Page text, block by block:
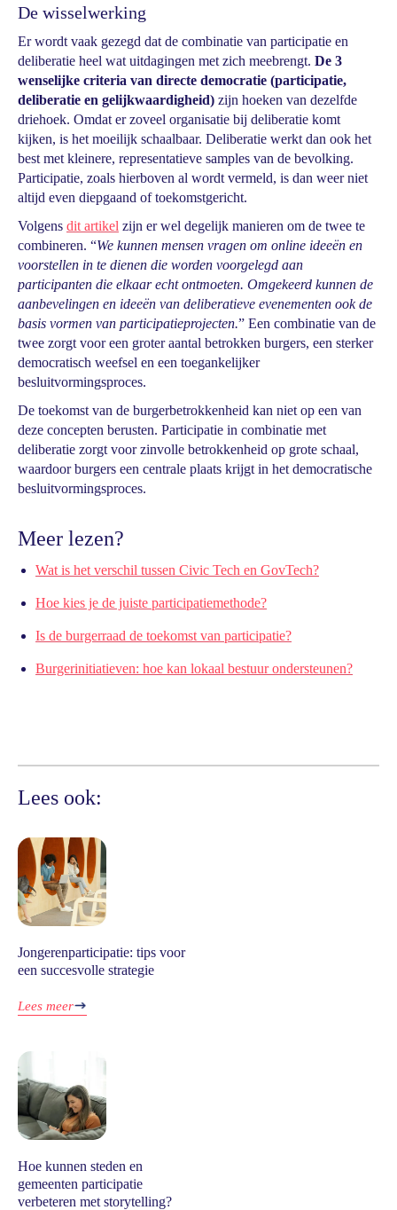
De wisselwerking
Er wordt vaak gezegd dat de combinatie van participatie en
deliberatie heel wat uitdagingen met zich meebrengt. De 3
wenselijke criteria van directe democratie (participatie,
deliberatie en gelijkwaardigheid) zijn hoeken van dezelfde
driehoek. Omdat er zoveel organisatie bij deliberatie komt
kijken, is het moeilijk schaalbaar. Deliberatie werkt dan ook het
best met kleinere, representatieve samples van de bevolking.
Participatie, zoals hierboven al wordt vermeld, is dan weer niet
altijd even diepgaand of toekomstgericht.
Volgens dit artikel zijn er wel degelijk manieren om de twee te
combineren. “We kunnen mensen vragen om online ideeën en
voorstellen in te dienen die worden voorgelegd aan
participanten die elkaar echt ontmoeten. Omgekeerd kunnen de
aanbevelingen en ideeën van deliberatieve evenementen ook de
basis vormen van participatieprojecten.” Een combinatie van de
twee zorgt voor een groter aantal betrokken burgers, een sterker
democratisch weefsel en een toegankelijker
besluitvormingsproces.
De toekomst van de burgerbetrokkenheid kan niet op een van
deze concepten berusten. Participatie in combinatie met
deliberatie zorgt voor zinvolle betrokkenheid op grote schaal,
waardoor burgers een centrale plaats krijgt in het democratische
besluitvormingsproces.
Meer lezen?
Wat is het verschil tussen Civic Tech en GovTech?
Hoe kies je de juiste participatiemethode?
Is de burgerraad de toekomst van participatie?
Burgerinitiatieven: hoe kan lokaal bestuur ondersteunen?
Lees ook:
Jongerenparticipatie: tips voor
een succesvolle strategie
Lees meer
Hoe kunnen steden en
gemeenten participatie
verbeteren met storytelling?